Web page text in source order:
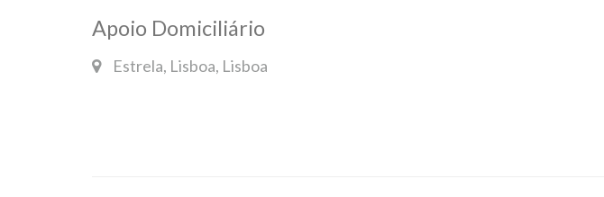
Apoio Domiciliário
Estrela, Lisboa, Lisboa